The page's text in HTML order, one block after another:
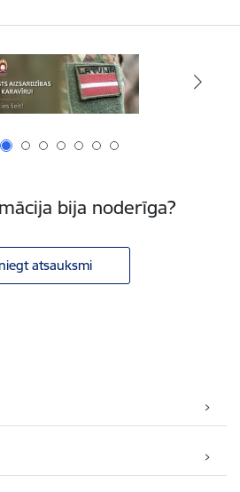
bija noderīga?
atsauksmi